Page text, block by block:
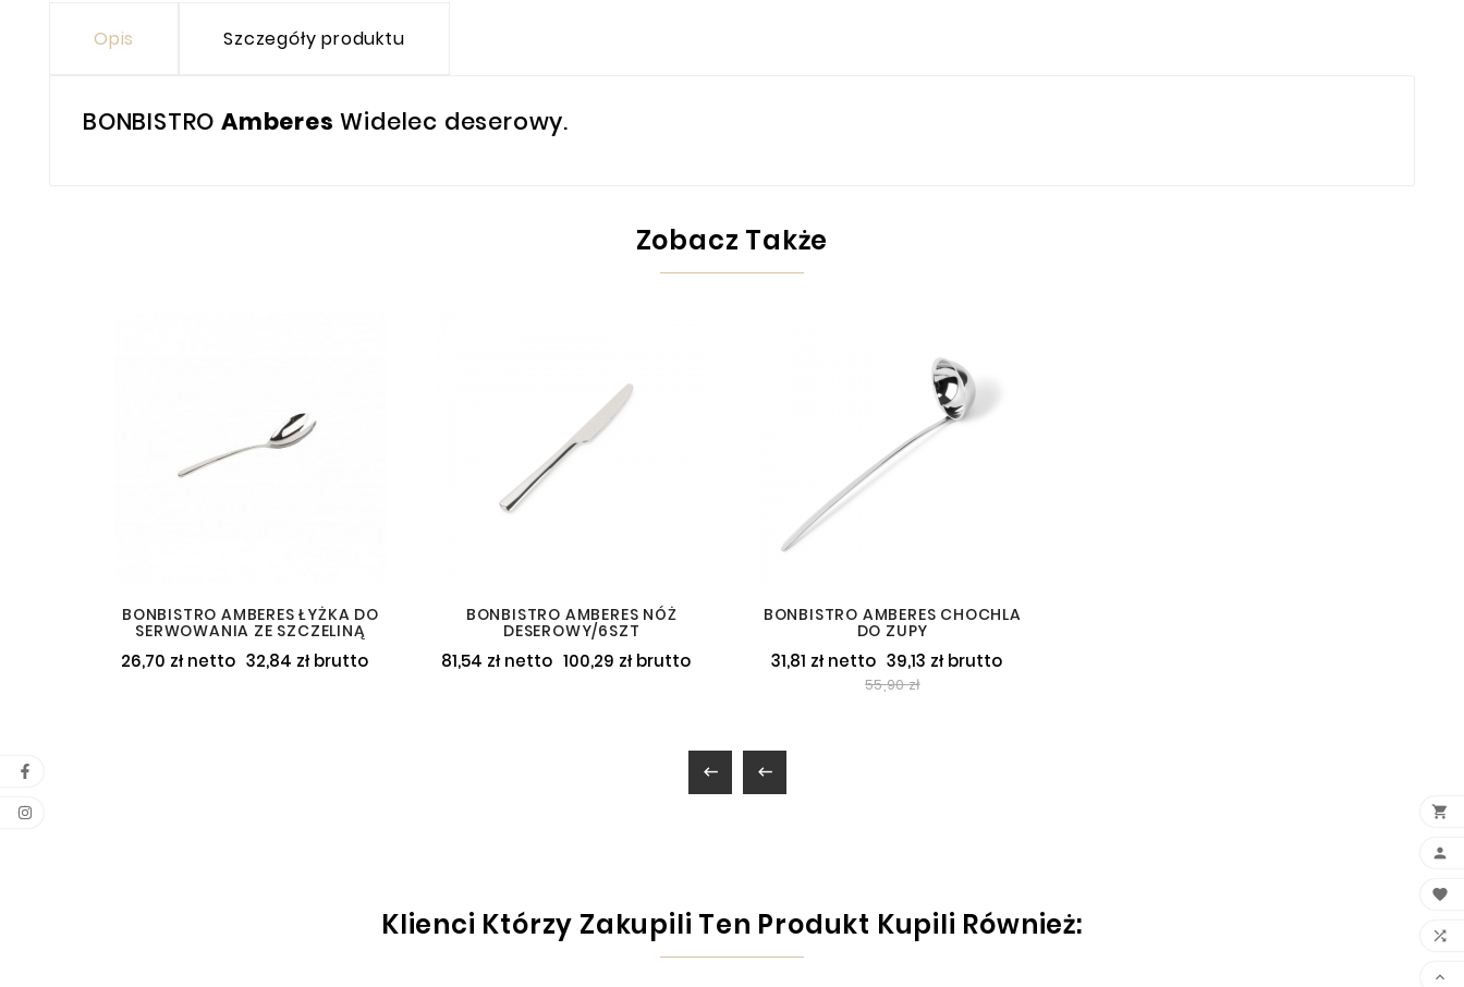
Opis Szczegóły produktu
BONBISTRO Amberes Widelec deserowy.
Zobacz Także
BONBISTRO AMBERES ŁYŻKA DO
SERWOWANIA ZE SZCZELINĄ
26,70 zł netto 32,84 zł brutto
BONBISTRO AMBERES NÓŻ
DESEROWY/6SZT
81,54 zł netto 100,29 zł brutto
BONBISTRO AMBERES CHOCHLA
DO ZUPY
31,81 zł netto 39,13 zł brutto
55,90 zł
 
Klienci Którzy Zakupili Ten Produkt Kupili Również:




